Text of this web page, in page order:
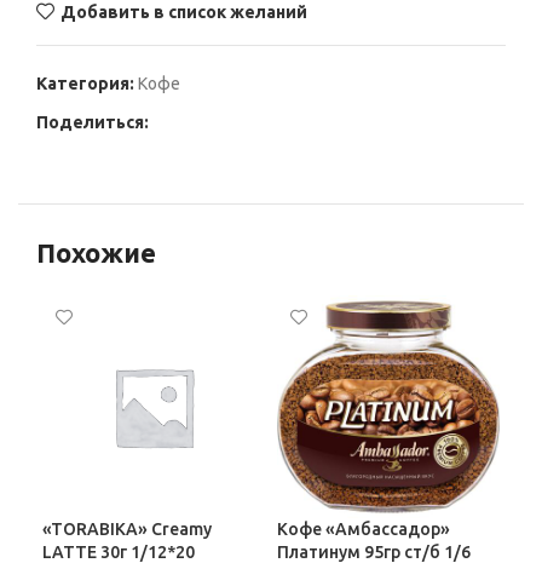
Добавить в список желаний
Категория: Кофе
Поделиться:
Похожие
«TORABIKA» Creamy
LATTE 30г 1/12*20
Кофе «Амбассадор»
Платинум 95гр ст/б 1/6